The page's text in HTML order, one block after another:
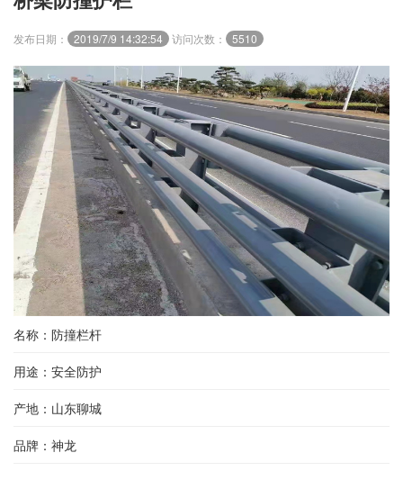
发布日期： 2019/7/9 14:32:54 访问次数： 5510
名称：防撞栏杆
用途：安全防护
产地：山东聊城
品牌：神龙